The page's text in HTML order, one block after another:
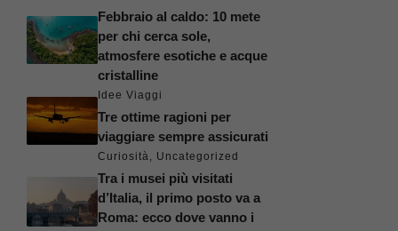
Febbraio al caldo: 10 mete
per chi cerca sole,
atmosfere esotiche e acque
cristalline
Idee Viaggi
Tre ottime ragioni per
viaggiare sempre assicurati
Curiosità, Uncategorized
Tra i musei più visitati
d’Italia, il primo posto va a
Roma: ecco dove vanno i